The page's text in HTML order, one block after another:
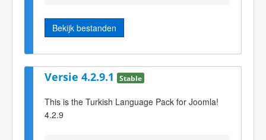
Bekijk bestanden
Versie 4.2.9.1 Stable
This is the Turkish Language Pack for Joomla!
4.2.9